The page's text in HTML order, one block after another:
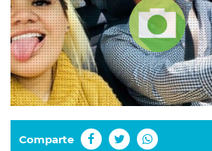
Comparte